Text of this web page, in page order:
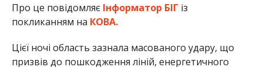
Про це повідомляє Інформатор БІГ із
покликанням на КОВА.
Цієї ночі область зазнала масованого удару, що
призвів до пошкодження ліній, енергетичного